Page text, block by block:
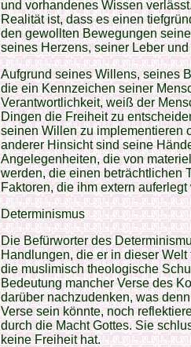
und vorhandenes Wissen
Realität ist, dass es einen
den gewollten Bewegungen
seines Herzens, seiner Leber
Aufgrund seines Willens, seines
die ein Kennzeichen seiner
Verantwortlichkeit, weiß der
Dingen die Freiheit zu
seinen Willen zu implementieren
anderer Hinsicht sind seine
Angelegenheiten, die von
werden, die einen beträchtlichen
Faktoren, die ihm extern auferlegt
Determinismus
Die Befürworter des
Handlungen, die er in dieser
die muslimisch theologische
Bedeutung mancher Verse des
darüber nachzudenken, was
Verse sein könnte, noch
durch die Macht Gottes. Sie
keine Freiheit hat.